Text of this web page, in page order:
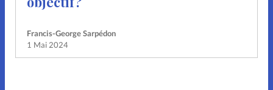
Francis-George Sarpédon
1 Mai 2024